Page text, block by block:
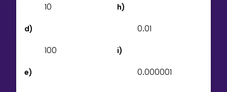
10
d)
100
e)
h)
0.01
i)
0.000001